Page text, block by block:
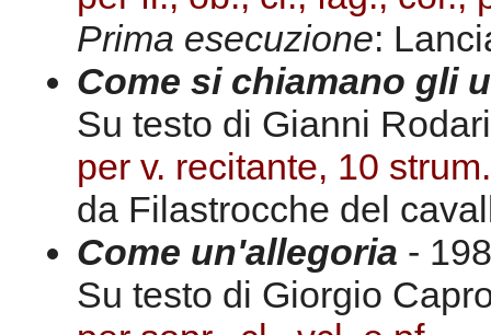
Prima esecuzione:
Come si chiamano gli
Su testo di Gianni Rodari
per v. recitante, 10
da Filastrocche del
Come un'allegoria -
Su testo di Giorgio